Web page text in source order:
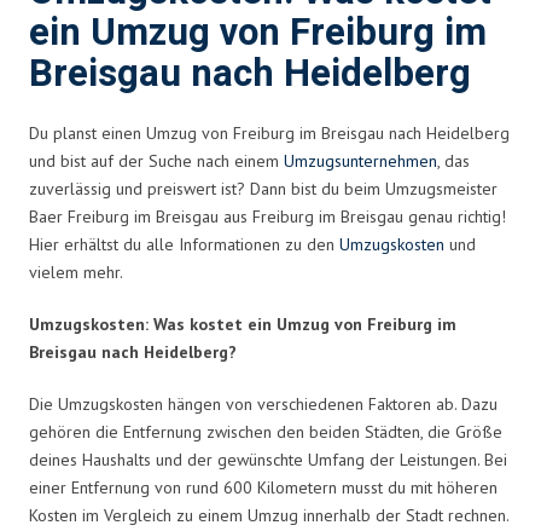
ein Umzug von Freiburg im
Breisgau nach Heidelberg
Du planst einen Umzug von Freiburg im Breisgau nach Heidelberg
und bist auf der Suche nach einem Umzugsunternehmen, das
zuverlässig und preiswert ist? Dann bist du beim Umzugsmeister
Baer Freiburg im Breisgau aus Freiburg im Breisgau genau richtig!
Hier erhältst du alle Informationen zu den Umzugskosten und
vielem mehr.
Umzugskosten: Was kostet ein Umzug von Freiburg im
Breisgau nach Heidelberg?
Die Umzugskosten hängen von verschiedenen Faktoren ab. Dazu
gehören die Entfernung zwischen den beiden Städten, die Größe
deines Haushalts und der gewünschte Umfang der Leistungen. Bei
einer Entfernung von rund 600 Kilometern musst du mit höheren
Kosten im Vergleich zu einem Umzug innerhalb der Stadt rechnen.